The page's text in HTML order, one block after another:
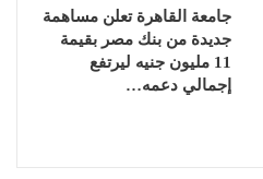
جامعة القاهرة تعلن مساهمة
جديدة من بنك مصر بقيمة
11 مليون جنيه ليرتفع
إجمالي دعمه…